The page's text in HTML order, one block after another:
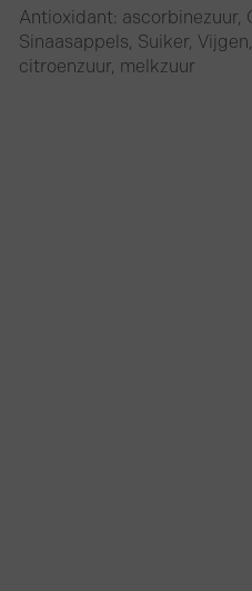
Antioxidant: ascorbinezuur,
Sinaasappels, Suiker,
citroenzuur, melkzuur